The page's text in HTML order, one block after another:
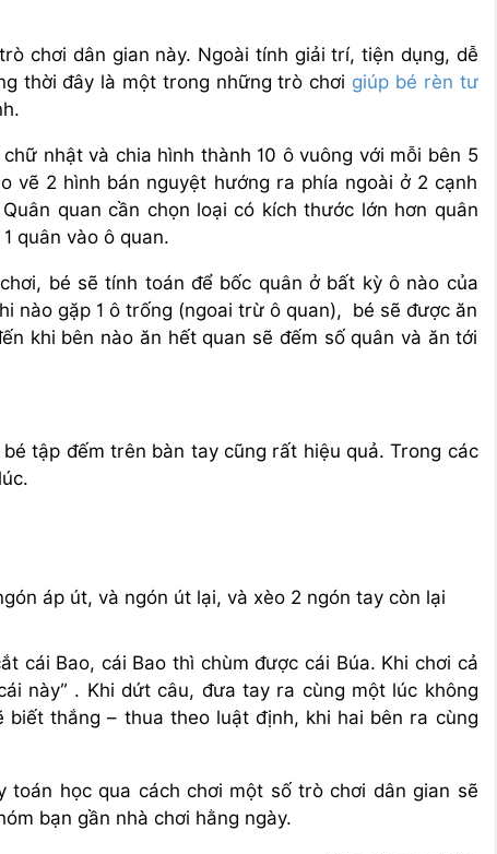
chơi dân gian này. Ngoài tính giải trí, tiện dụng, dễ
thời đây là một trong những trò chơi giúp bé rèn tư
nhật và chia hình thành 10 ô vuông với mỗi bên 5
vẽ 2 hình bán nguyệt hướng ra phía ngoài ở 2 cạnh
quan cần chọn loại có kích thước lớn hơn quân
quân vào ô quan.
bé sẽ tính toán để bốc quân ở bất kỳ ô nào của
nào gặp 1 ô trống (ngoai trừ ô quan), bé sẽ được ăn
khi bên nào ăn hết quan sẽ đếm số quân và ăn tới
tập đếm trên bàn tay cũng rất hiệu quả. Trong các
áp út, và ngón út lại, và xèo 2 ngón tay còn lại
cái Bao, cái Bao thì chùm được cái Búa. Khi chơi cả
này” . Khi dứt câu, đưa tay ra cùng một lúc không
thắng – thua theo luật định, khi hai bên ra cùng
học qua cách chơi một số trò chơi dân gian sẽ
bạn gần nhà chơi hằng ngày.